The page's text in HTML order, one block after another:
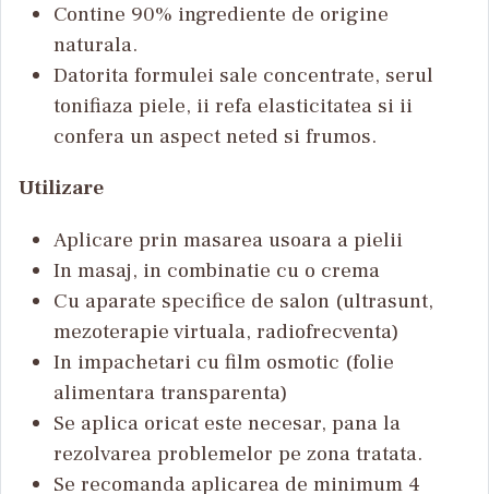
Contine 90% ingrediente de origine
naturala.
Datorita formulei sale concentrate, serul
tonifiaza piele, ii refa elasticitatea si ii
confera un aspect neted si frumos.
Utilizare
Aplicare prin masarea usoara a pielii
In masaj, in combinatie cu o crema
Cu aparate specifice de salon (ultrasunt,
mezoterapie virtuala, radiofrecventa)
In impachetari cu film osmotic (folie
alimentara transparenta)
Se aplica oricat este necesar, pana la
rezolvarea problemelor pe zona tratata.
Se recomanda aplicarea de minimum 4